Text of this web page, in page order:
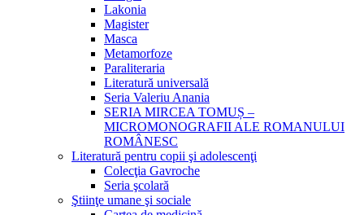
Lakonia
Magister
Masca
Metamorfoze
Paraliteraria
Literatură universală
Seria Valeriu Anania
SERIA MIRCEA TOMUȘ –
MICROMONOGRAFII ALE ROMANULUI
ROMÂNESC
Literatură pentru copii şi adolescenţi
Colecţia Gavroche
Seria şcolară
Ştiinţe umane şi sociale